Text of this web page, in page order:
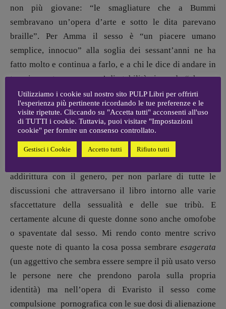
ARCHIVIO E AUTORI
non più giovane: “le smagliature che a Bummi
sembravano un’opera d’arte e sotto le dita parevano
braille”. Per Amma il sesso è “un piacere umano
semplice, innocuo” alla soglia dei sessant’anni ne ha
fatto molto e continua a farlo, e a chi le dice di andare in
terapia per trovare un po’ di stabilità risponde “che era
praticamente vergine in confronto a certe rockstar,
maschi, che si vantavano di migliaia di conquiste e per
questo venivano ammirati”.
Bummi in una vita interamente eterosessuale ha una
addirittura con il genero, per non parlare di tutte le
discussioni che attraversano il libro intorno alle varie
sfaccettature della sessualità e delle sue tribù. E
certamente alcune di queste donne sono anche omofobe
o spaventate dal sesso. Mi rendo conto mentre scrivo
queste note di quanto la cosa possa sembrare esagerata
(un aggettivo che sembra essere sempre il più usato verso
le persone nere che prendono parola sulla propria
identità) ma nell’opera di Evaristo il sesso come
compulsione pornografica con le sue dosi di alienazione
Utilizziamo i cookie sul nostro sito PULP Libri per offrirti
l'esperienza più pertinente ricordando le tue preferenze e le
visite ripetute. Cliccando su "Accetta tutti" acconsenti all'uso
di TUTTI i cookie. Tuttavia, puoi visitare "Impostazioni
cookie" per fornire un consenso controllato.
Gestisci i Cookie Accetto tutti Rifiuto tutti